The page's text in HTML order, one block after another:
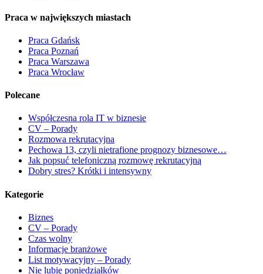
Praca w największych miastach
Praca Gdańsk
Praca Poznań
Praca Warszawa
Praca Wrocław
Polecane
Współczesna rola IT w biznesie
CV – Porady
Rozmowa rekrutacyjna
Pechowa 13, czyli nietrafione prognozy biznesowe…
Jak popsuć telefoniczną rozmowę rekrutacyjną
Dobry stres? Krótki i intensywny
Kategorie
Biznes
CV – Porady
Czas wolny
Informacje branżowe
List motywacyjny – Porady
Nie lubię poniedziałków